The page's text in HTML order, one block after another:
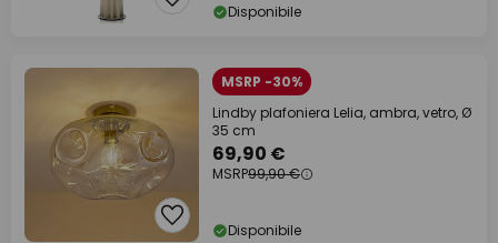
Disponibile
MSRP -30%
Lindby plafoniera Lelia, ambra, vetro, Ø
35 cm
69,90 €
MSRP99,90 €
Disponibile